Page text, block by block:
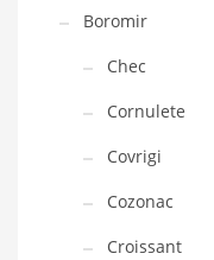
Boromir
Chec
Cornulete
Covrigi
Cozonac
Croissant